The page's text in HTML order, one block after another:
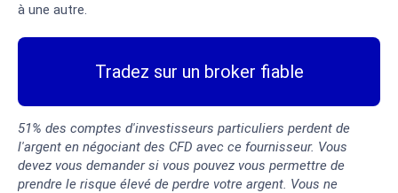
à une autre.
Tradez sur un broker fiable
51% des comptes d'investisseurs particuliers perdent de
l'argent en négociant des CFD avec ce fournisseur. Vous
devez vous demander si vous pouvez vous permettre de
prendre le risque élevé de perdre votre argent. Vous ne